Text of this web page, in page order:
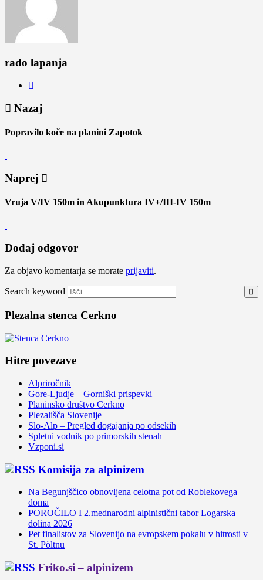
rado lapanja
Nazaj
Popravilo koče na planini Zapotok
Naprej
Vruja V/IV 150m in Akupunktura IV+/III-IV 150m
Dodaj odgovor
Za objavo komentarja se morate prijaviti.
Search keyword
Plezalna stenca Cerkno
Hitre povezave
Alpriročnik
Gore-Ljudje – Gorniški prispevki
Planinsko društvo Cerkno
Plezališča Slovenije
Slo-Alp – Pregled dogajanja po odsekih
Spletni vodnik po primorskih stenah
Vzponi.si
Komisija za alpinizem
Na Begunjščico obnovljena celotna pot od Roblekovega
doma
POROČILO I 2.mednarodni alpinistični tabor Logarska
dolina 2026
Pet finalistov za Slovenijo na evropskem pokalu v hitrosti v
St. Pöltnu
Friko.si – alpinizem